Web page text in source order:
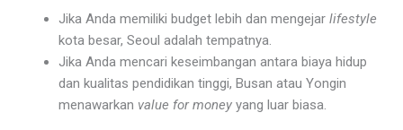
Jika Anda memiliki budget lebih dan mengejar lifestyle
kota besar, Seoul adalah tempatnya.
Jika Anda mencari keseimbangan antara biaya hidup
dan kualitas pendidikan tinggi, Busan atau Yongin
menawarkan value for money yang luar biasa.